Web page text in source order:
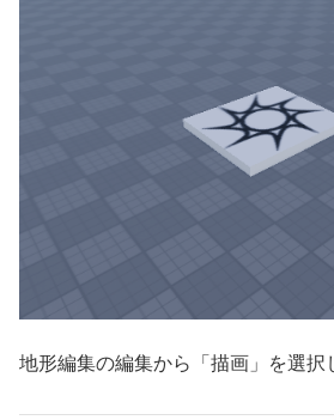
地形編集の編集から「描画」を選択